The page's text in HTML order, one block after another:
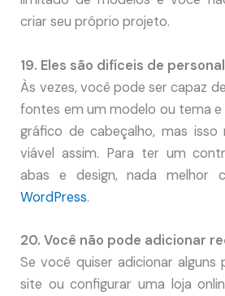
criar seu próprio projeto.
19. Eles são difíceis de
Às vezes, você pode ser capaz
fontes em um modelo ou tema
gráfico de cabeçalho, mas
viável assim. Para ter um
abas e design, nada melhor
WordPress.
20. Você não pode adicionar
Se você quiser adicionar alguns
site ou configurar uma loja